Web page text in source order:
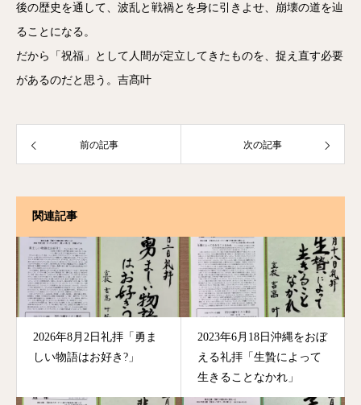
後の歴史を通して、波乱と戦禍とを身に引きよせ、崩壊の道を辿
ることになる。
だから「祝福」として人間が定立してきたものを、捉え直す必要
があるのだと思う。吉髙叶
前の記事 次の記事
関連記事
2026年8月2日礼拝「勇ま
しい物語はお好き?」
2023年6月18日沖縄をおぼ
える礼拝「生贄によって
生きることなかれ」